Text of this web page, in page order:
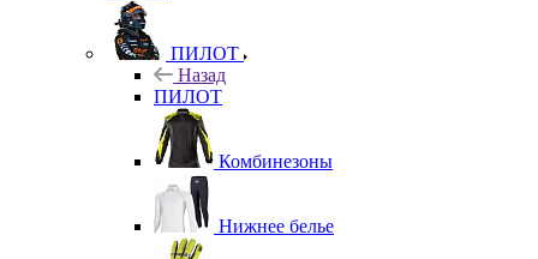
ПИЛОТ
Назад
ПИЛОТ
Комбинезоны
Нижнее белье